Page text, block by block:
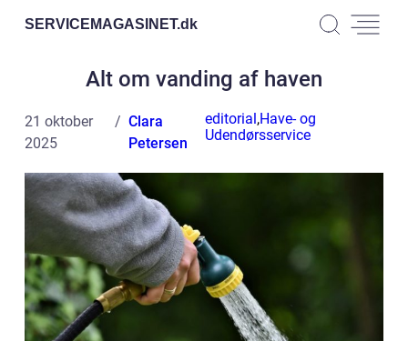
SERVICEMAGASINET.dk
Alt om vanding af haven
21 oktober
2025
Clara
Petersen
editorial,Have- og
Udendørsservice